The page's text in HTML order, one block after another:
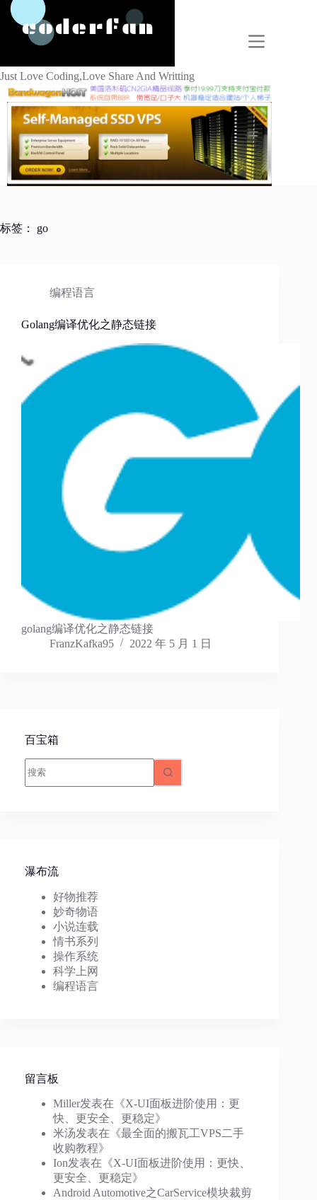
跳
Just Love Coding,Love Share And Writting
标签： go
编程语言
Golang编译优化之静态链接
golang编译优化之静态链接
FranzKafka95
2022 年 5 月 1 日
百宝箱
结
瀑布流
好物推荐
妙奇物语
小说连载
情书系列
操作系统
科学上网
编程语言
留言板
Miller发表在《X-UI面板进阶使用：更
快、更安全、更稳定》
米汤发表在《最全面的搬瓦工VPS二手
收购教程》
Ion发表在《X-UI面板进阶使用：更快、
更安全、更稳定》
Android Automotive之CarService模块裁剪